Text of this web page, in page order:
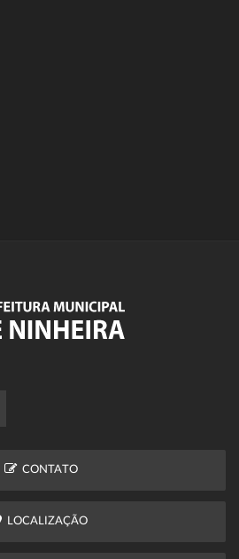
CONTATO
LOCALIZAÇÃO